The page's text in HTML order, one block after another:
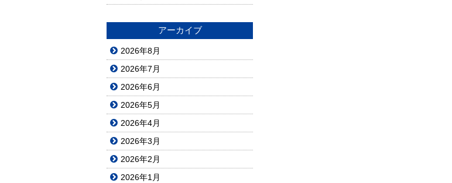
アーカイブ
2026年8月
2026年7月
2026年6月
2026年5月
2026年4月
2026年3月
2026年2月
2026年1月